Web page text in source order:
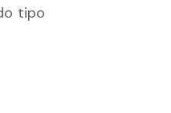
tipo